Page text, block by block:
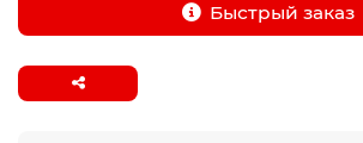
Быстрый заказ